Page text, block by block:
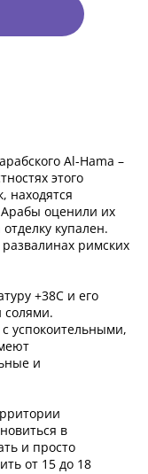
Al-Hama –
этого
находятся
оценили их
купален.
римских
+38С и его
успокоительными,
и
в
и просто
от 15 до 18